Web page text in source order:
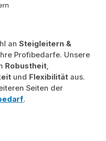
anSteigleitern &
Profibedarfe. Unsere
Robustheit,
und Flexibilität aus.
Seiten der
.